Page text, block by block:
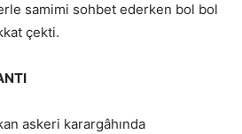
samimi sohbet ederken bol bol
çekti.
askeri karargâhında